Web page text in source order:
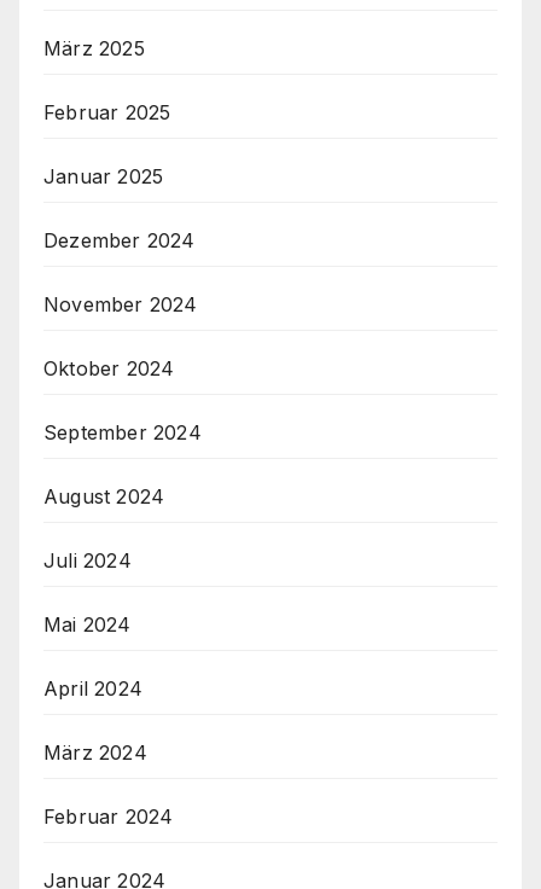
März 2025
Februar 2025
Januar 2025
Dezember 2024
November 2024
Oktober 2024
September 2024
August 2024
Juli 2024
Mai 2024
April 2024
März 2024
Februar 2024
Januar 2024